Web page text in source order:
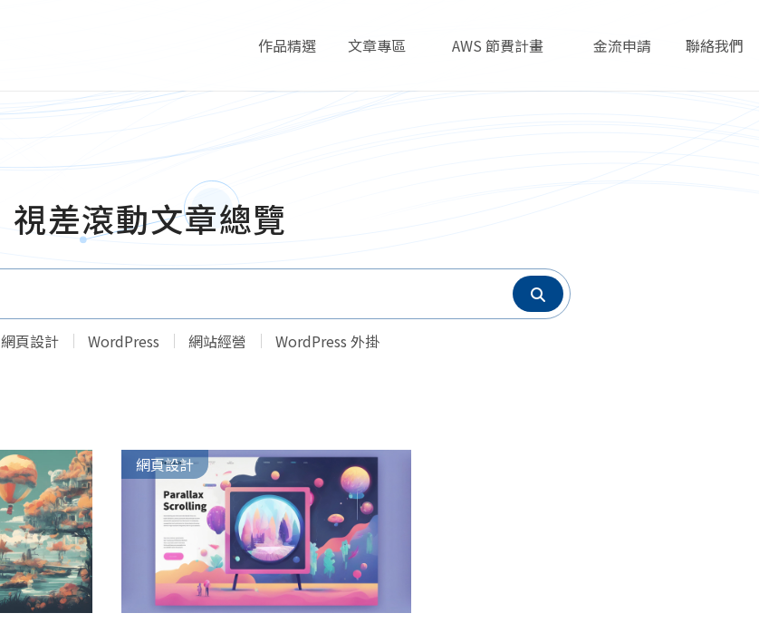
作品精選 文章專區 AWS 節費計畫 金流申請 聯絡我們
視差滾動文章總覽
網頁設計 WordPress 網站經營 WordPress 外掛
網頁設計